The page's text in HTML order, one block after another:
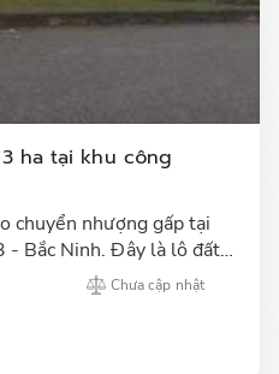
ha tại khu công
chuyển nhượng gấp tại
- Bắc Ninh. Đây là lô đất
thuận lợi,... Ưu tiên các
Chưa cập nhật